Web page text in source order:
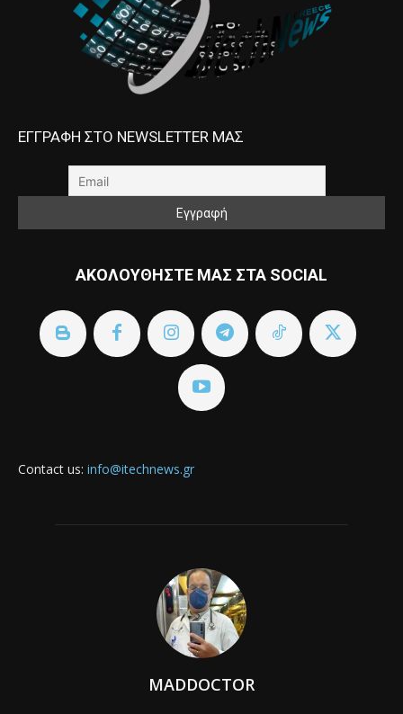
ΕΓΓΡΑΦΗ ΣΤΟ NEWSLETTER ΜΑΣ
ΑΚΟΛΟΥΘΗΣΤΕ ΜΑΣ ΣΤΑ SOCIAL
Contact us: info@itechnews.gr
MADDOCTOR